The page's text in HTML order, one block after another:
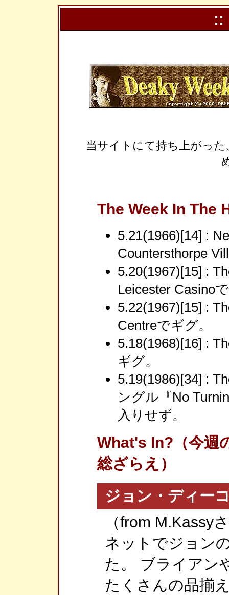
::
当サイトにて持ち上がっ
The Week In The
5.21(1966)[14] :
Countersthorpe
5.20(1967)[15] :
Leicester Casino
5.22(1967)[15] :
Centreでギグ。
5.18(1968)[16] :
ギグ。
5.19(1986)[34] :
ングル『No
入りせず。
What's In?（今週
総ざらえ）
ジョン・ディー
（from M.Kassy
ネットでジョン
た。 ブライアン
たくさんの品揃